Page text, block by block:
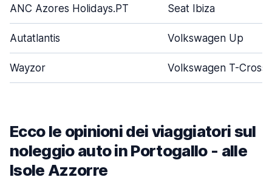
ANC Azores Holidays.PT Seat Ibiza
Autatlantis Volkswagen Up
Wayzor Volkswagen T-Cross
Ecco le opinioni dei viaggiatori sul
noleggio auto in Portogallo - alle
Isole Azzorre